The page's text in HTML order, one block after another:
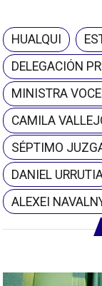
HUALQUI
DELEGACIÓN
MINISTRA
CAMILA
SÉPTIMO
DANIEL
ALEXEI